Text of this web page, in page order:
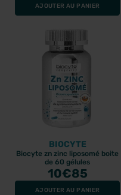
AJOUTER AU PANIER
BIOCYTE
Biocyte zn zinc liposomé boite
de 60 gélules
10€85
AJOUTER AU PANIER